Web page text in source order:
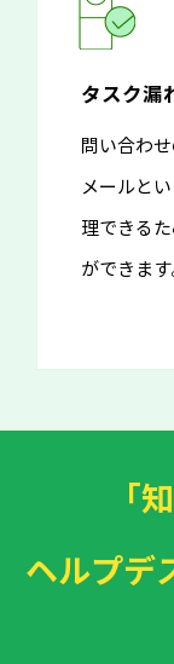
タスク漏
問い合わ
メールと
理できる
ができます
「
ヘルプデ